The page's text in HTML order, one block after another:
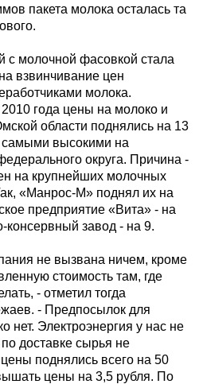
пакета молока осталась та
с молочной фасовкой стала
взвинчивание цен
молока.
года цены на молоко и
области поднялись на 13
самыми высокими на
округа. Причина -
на крупнейших молочных
«Манрос-М» поднял их на
предприятие «Вита» - на
завод - на 9.
не вызвана ничем, кроме
стоимость там, где
- отметил тогда
- Предпосылок для
нет. Электроэнергия у нас не
доставке сырья не
поднялись всего на 50
цены на 3,5 рубля. По